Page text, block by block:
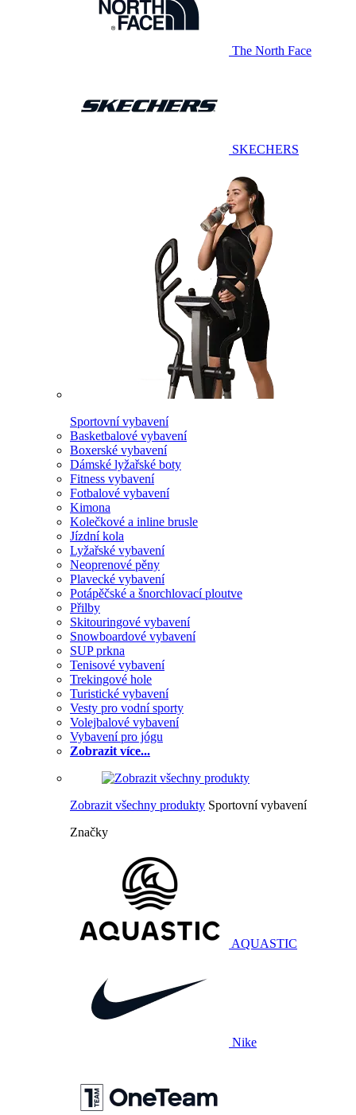
The North Face
SKECHERS
Sportovní vybavení
Basketbalové vybavení
Boxerské vybavení
Dámské lyžařské boty
Fitness vybavení
Fotbalové vybavení
Kimona
Kolečkové a inline brusle
Jízdní kola
Lyžařské vybavení
Neoprenové pěny
Plavecké vybavení
Potápěčské a šnorchlovací ploutve
Přilby
Skitouringové vybavení
Snowboardové vybavení
SUP prkna
Tenisové vybavení
Trekingové hole
Turistické vybavení
Vesty pro vodní sporty
Volejbalové vybavení
Vybavení pro jógu
Zobrazit více...
Zobrazit všechny produkty Sportovní vybavení
Značky
AQUASTIC
Nike